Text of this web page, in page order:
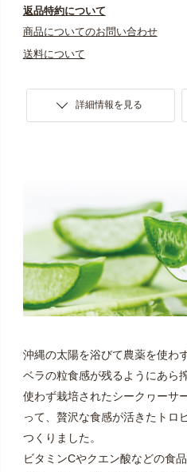
返品特約について
商品についてのお問い合わせ
送料について
詳細情報を見る
沖縄の太陽を浴びて農薬を使わ
ベラの粒食感が残るようにあら
使わず栽培されたシークヮーサ
って、贅沢な食感が活きたトロ
つくりました。
ビタミンCやクエン酸などの食